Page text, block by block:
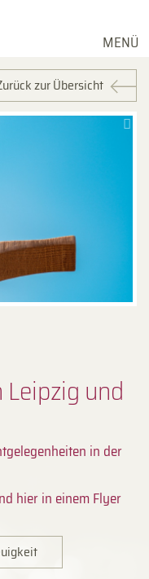
MENÜ
zur Übersicht
und
in der
hier in einem Flyer